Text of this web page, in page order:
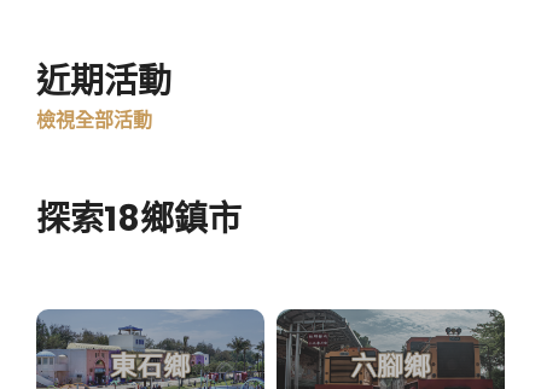
近期活動
檢視全部活動
探索18鄉鎮市